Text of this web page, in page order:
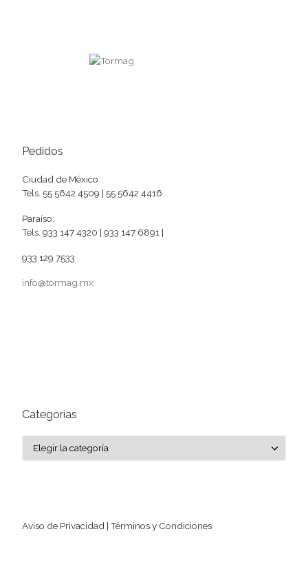
Pedidos
Ciudad de México
Tels. 55 5642 4509 | 55 5642 4416
Paraíso:
Tels. 933 147 4320 | 933 147 6891 |
933 129 7533
info@tormag.mx
Categorías
Aviso de Privacidad | Términos y Condiciones